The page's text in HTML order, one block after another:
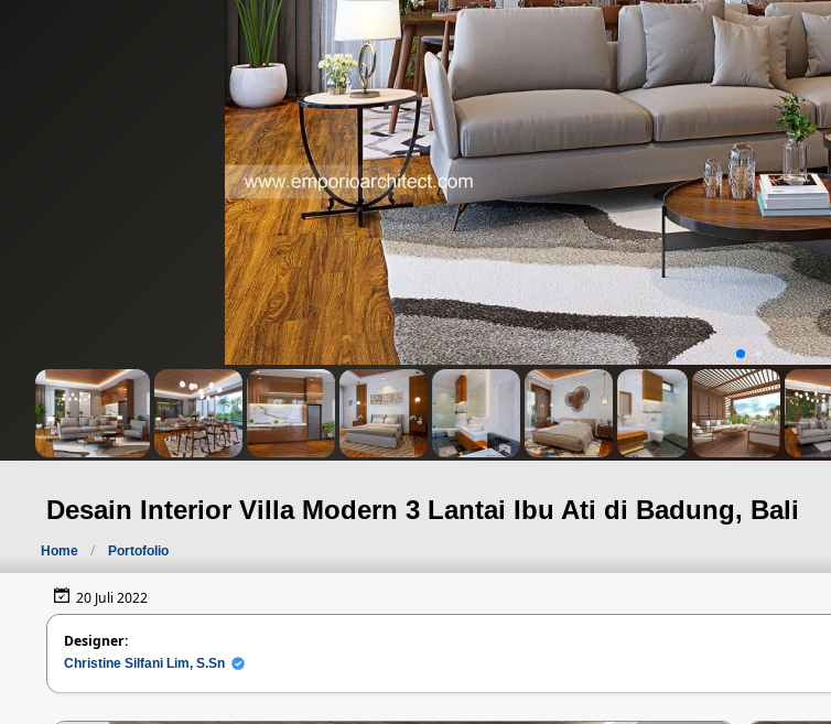
Desain Interior Villa Modern 3 Lantai Ibu Ati di Badung, Bali
Home Portofolio
20 Juli 2022
Designer:
Christine Silfani Lim, S.Sn